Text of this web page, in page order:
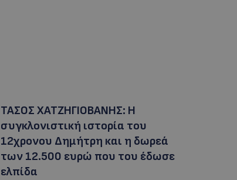
ΤΑΣΟΣ ΧΑΤΖΗΓΙΟΒΑΝΗΣ: Η
συγκλονιστική ιστορία του
12χρονου Δημήτρη και η δωρεά
των 12.500 ευρώ που του έδωσε
ελπίδα